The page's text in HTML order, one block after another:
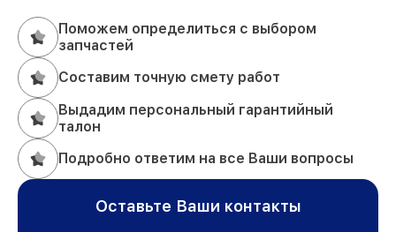
Поможем определиться с выбором
запчастей
Составим точную смету работ
Выдадим персональный гарантийный
талон
Подробно ответим на все Ваши вопросы
Оставьте Ваши контакты